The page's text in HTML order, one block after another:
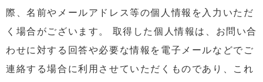
際、名前やメールアドレス等の個人情報を入力いただ
く場合がございます。 取得した個人情報は、お問い合
わせに対する回答や必要な情報を電子メールなどでご
連絡する場合に利用させていただくものであり、これ